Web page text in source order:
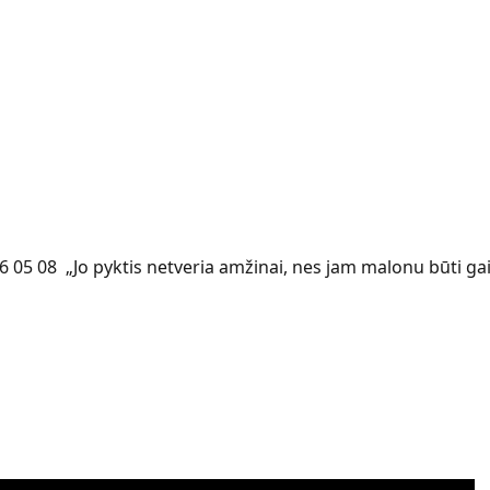
05 08 „Jo pyktis netveria amžinai, nes jam malonu būti